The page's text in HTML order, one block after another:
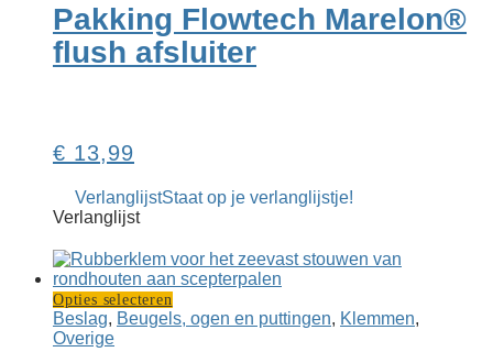
Pakking Flowtech Marelon®
flush afsluiter
€ 13,99
VerlanglijstStaat op je verlanglijstje!
Verlanglijst
Opties selecterenDit
product
Beslag, Beugels, ogen en puttingen, Klemmen,
Overige